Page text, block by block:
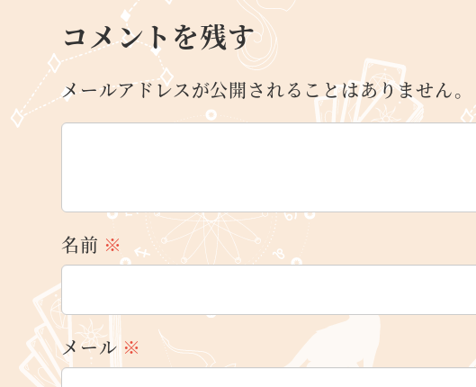
コメントを残す
メールアドレスが公開されることはありません。
名前 ※
メール ※